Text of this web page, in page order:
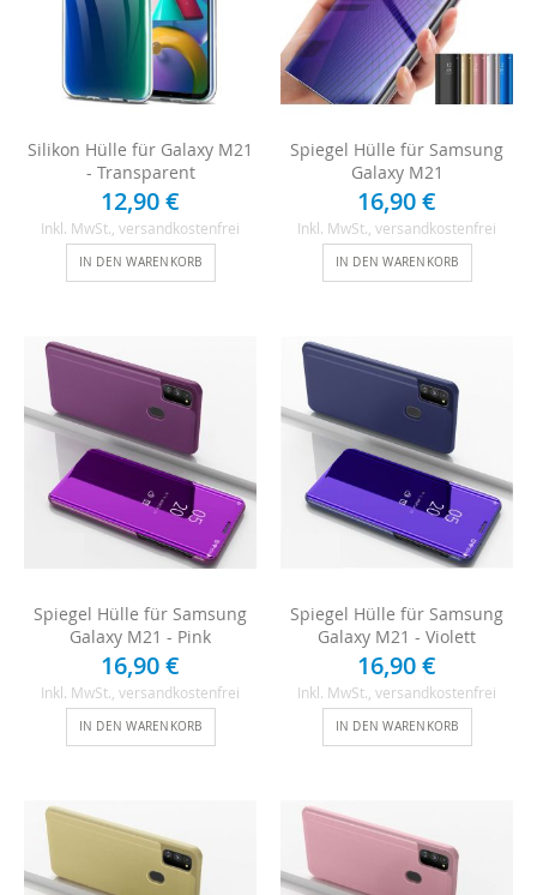
Silikon Hülle für Galaxy M21
- Transparent
12,90 €
Inkl. MwSt. , versandkostenfrei
IN DEN WARENKORB
Spiegel Hülle für Samsung
Galaxy M21
16,90 €
Inkl. MwSt. , versandkostenfrei
IN DEN WARENKORB
Spiegel Hülle für Samsung
Galaxy M21 - Pink
16,90 €
Inkl. MwSt. , versandkostenfrei
IN DEN WARENKORB
Spiegel Hülle für Samsung
Galaxy M21 - Violett
16,90 €
Inkl. MwSt. , versandkostenfrei
IN DEN WARENKORB